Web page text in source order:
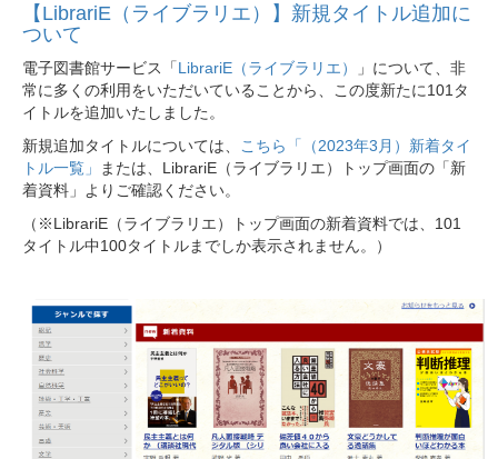
【LibrariE（ライブラリエ）】新規タイトル追加に
ついて
電子図書館サービス「LibrariE（ライブラリエ）
」について、非
常に多くの利用をいただいていることから、この度新たに101タ
イトルを追加いたしました。
新規追加タイトルについては、
こちら「（2023年3月）新着タイ
トル一覧」
または、LibrariE（ライブラリエ）トップ画面の「新
着資料」よりご確認ください。
（※LibrariE（ライブラリエ）トップ画面の新着資料では、101
タイトル中100タイトルまでしか表示されません。）